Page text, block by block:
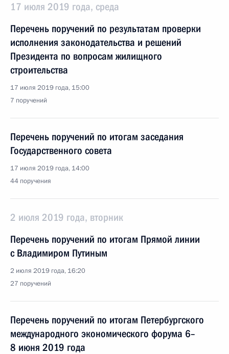
17 июля 2019 года, среда
Перечень поручений по результатам проверки
исполнения законодательства и решений
Президента по вопросам жилищного
строительства
17 июля 2019 года, 15:00
7 поручений
Перечень поручений по итогам заседания
Государственного совета
17 июля 2019 года, 14:00
44 поручения
2 июля 2019 года, вторник
Перечень поручений по итогам Прямой линии
с Владимиром Путиным
2 июля 2019 года, 16:20
27 поручений
Перечень поручений по итогам Петербургского
международного экономического форума 6–
8 июня 2019 года